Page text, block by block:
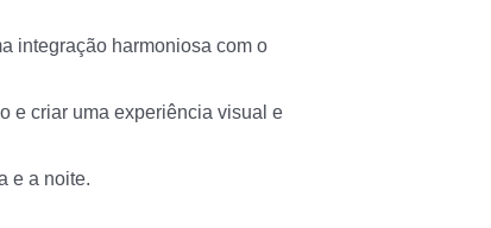
integração harmoniosa com o
e criar uma experiência visual e
e a noite.